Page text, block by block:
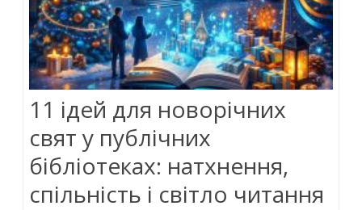
11 ідей для новорічних
свят у публічних
бібліотеках: натхнення,
спільність і світло читання